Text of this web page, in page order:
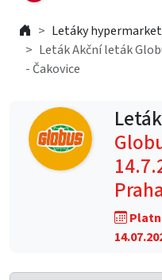
Letáky
Leták Akční leták
- Čakovice
Leták